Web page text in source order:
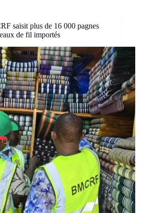
saisit plus de 16 000 pagnes
de fil importés